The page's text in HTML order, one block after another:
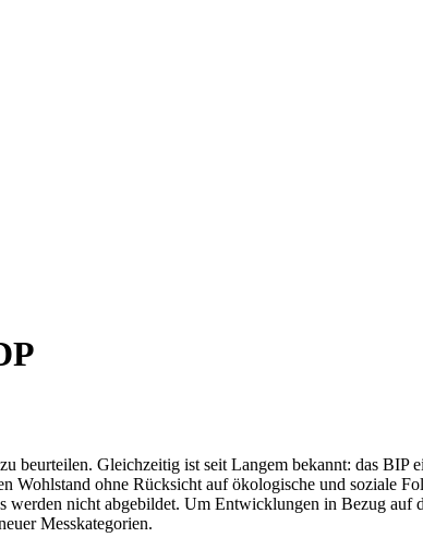
Gleichzeitig ist seit Langem bekannt: das BIP
ohne Rücksicht auf ökologische und soziale
nicht abgebildet. Um Entwicklungen in Bezug auf
Messkategorien.